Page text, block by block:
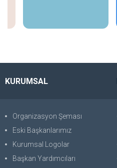
KURUMSAL
Organizasyon Şeması
Eski Başkanlarımız
Kurumsal Logolar
Başkan Yardımcıları